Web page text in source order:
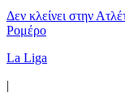
Δεν κλείνει στην
Ρομέρο
La Liga
|